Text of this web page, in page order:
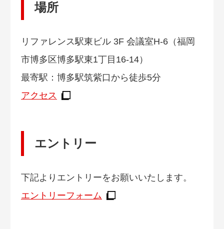
場所
リファレンス駅東ビル 3F 会議室H-6（福岡
市博多区博多駅東1丁目16-14）
最寄駅：博多駅筑紫口から徒歩5分
アクセス
エントリー
下記よりエントリーをお願いいたします。
エントリーフォーム